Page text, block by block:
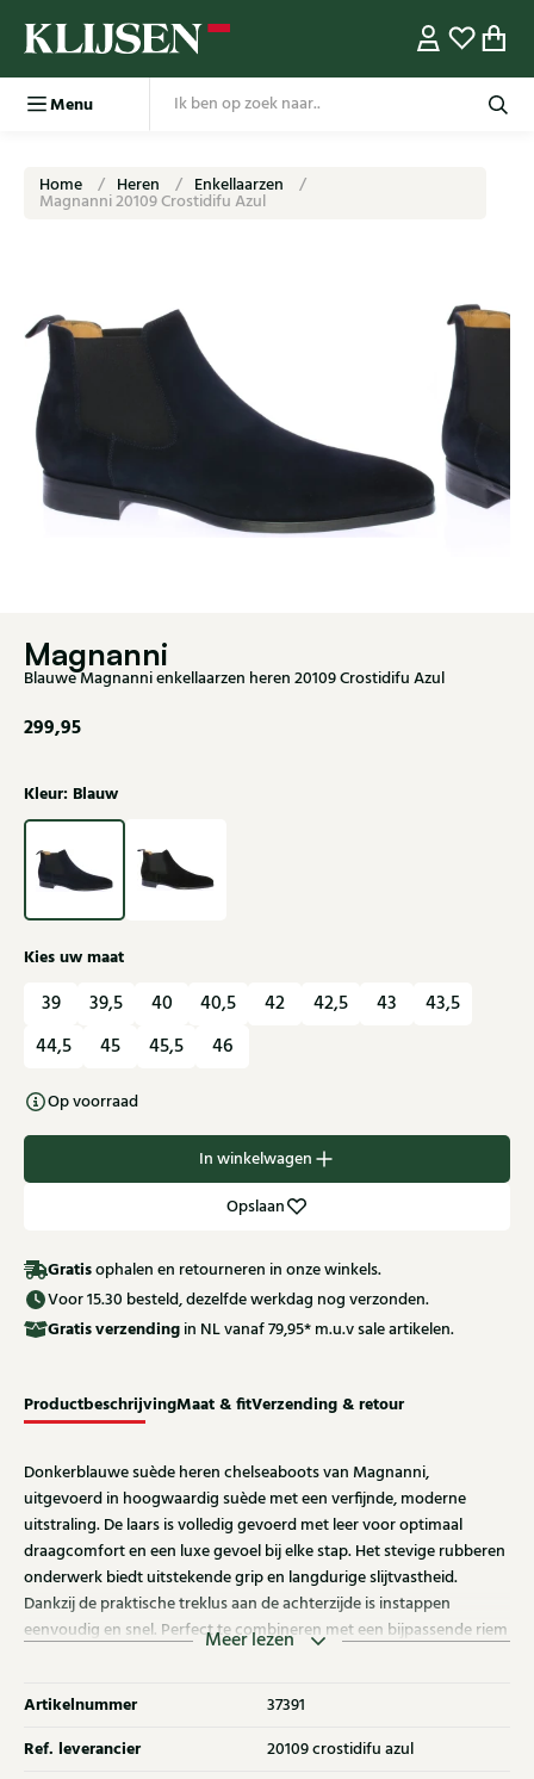
Menu
Home Heren Enkellaarzen
Magnanni 20109 Crostidifu Azul
Magnanni
Blauwe Magnanni enkellaarzen heren 20109 Crostidifu Azul
299,95
Kleur: Blauw
Kies uw maat
39 39,5 40 40,5 42 42,5 43
43,5
44,5
45 45,5 46
Op voorraad
In winkelwagen
Opslaan
Gratisophalen en retourneren in onze winkels.
Voor 15.30 besteld, dezelfde werkdag nog verzonden.
Gratisverzending in NL vanaf 79,95* m.u.v sale artikelen.
ProductbeschrijvingMaat & fitVerzending & retour
Donkerblauwe suède heren chelseaboots van Magnanni,
uitgevoerd in hoogwaardig suède met een verfijnde, moderne
uitstraling. De laars is volledig gevoerd met leer voor optimaal
draagcomfort en een luxe gevoel bij elke stap. Het stevige rubberen
onderwerk biedt uitstekende grip en langdurige slijtvastheid.
Dankzij de praktische treklus aan de achterzijde is instappen
eenvoudig en snel. Perfect te combineren met een bijpassende riem
Meer lezen
Artikelnummer 37391
Ref. leverancier 20109 crostidifu azul